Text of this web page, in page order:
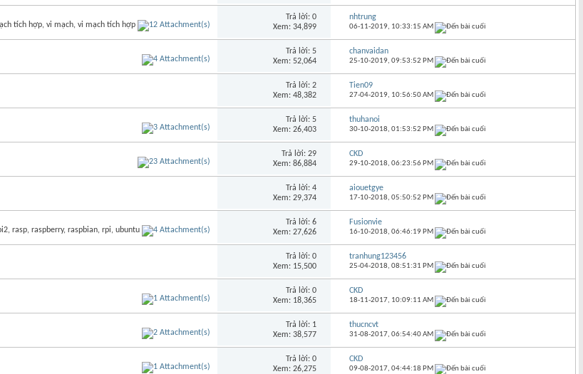
Trả lời: 0
Xem: 34,899
nhtrung
06-11-2019, 10:33:15 AM
Trả lời: 5
Xem: 52,064
chanvaidan
25-10-2019,09:53:52 PM
Trả lời: 2
Xem: 48,382
Tien09
27-04-2019, 10:56:50 AM
Trả lời: 5
Xem: 26,403
thuhanoi
30-10-2018,01:53:52 PM
Trả lời: 29
Xem: 86,884
CKD
29-10-2018,06:23:56 PM
Trả lời: 4
Xem: 29,374
aiouetgye
17-10-2018,05:50:52 PM
Trả lời: 6
Xem: 27,626
Fusionvie
16-10-2018,06:46:19 PM
Trả lời: 0
Xem: 15,500
tranhung123456
25-04-2018,08:51:31 PM
Trả lời: 0
Xem: 18,365
CKD
18-11-2017, 10:09:11 AM
Trả lời: 1
Xem: 38,577
thucncvt
31-08-2017,06:54:40 AM
Trả lời: 0
Xem: 26,275
CKD
09-08-2017,04:44:18 PM